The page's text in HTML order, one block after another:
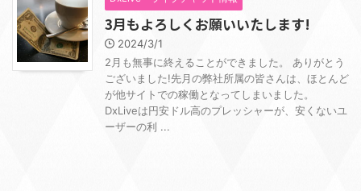
3月もよろしくお願いいたします!
2024/3/1
2月も無事に終えることができました。 ありがとう
ございました!先月の弊社所属の皆さんは、ほとんど
が他サイトでの稼働となってしまいました。
DxLiveは円安ドル高のプレッシャーが、安くないユ
ーザーの利 ...